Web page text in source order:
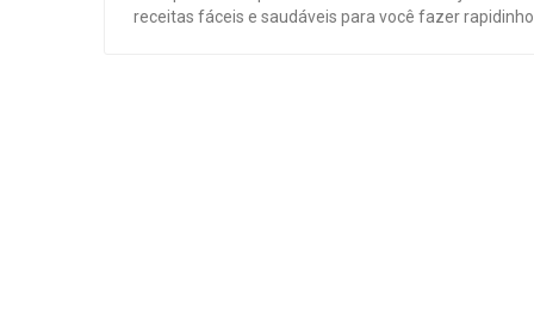
receitas fáceis e saudáveis para você fazer rapidinho